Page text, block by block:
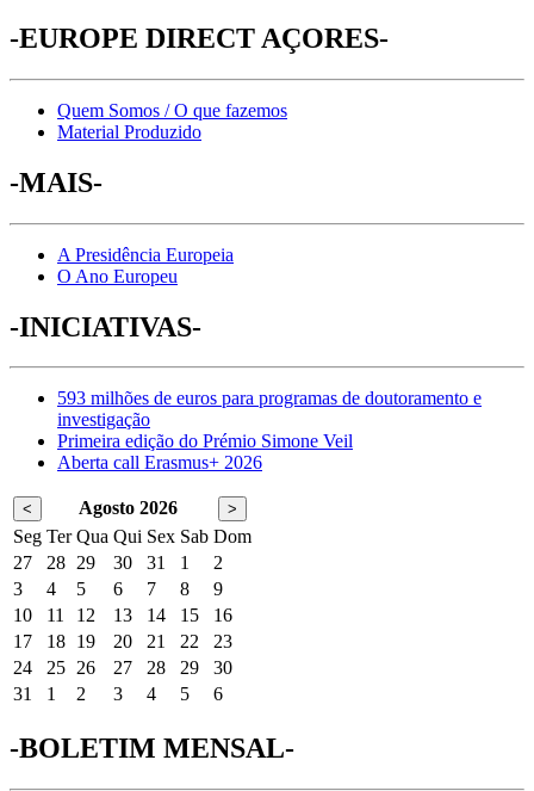
-EUROPE DIRECT AÇORES-
Quem Somos / O que fazemos
Material Produzido
-MAIS-
A Presidência Europeia
O Ano Europeu
-INICIATIVAS-
593 milhões de euros para programas de doutoramento e
investigação
Primeira edição do Prémio Simone Veil
Aberta call Erasmus+ 2026
< Agosto 2026 >
Seg Ter Qua Qui Sex Sab Dom
27
28 29 30 31 1
2
3
4 5 6 7 8
9
10
11 12 13 14 15
16
17
18 19 20 21 22
23
24
25 26 27 28 29
30
31
1 2 3 4 5 6
-BOLETIM MENSAL-